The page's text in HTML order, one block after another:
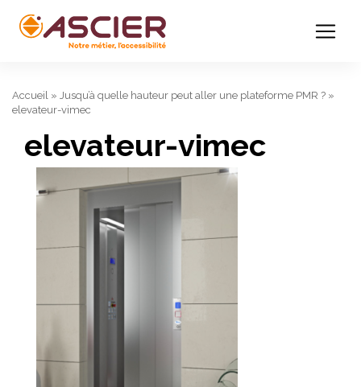
Accueil » Jusqu’à quelle hauteur peut aller une plateforme PMR ? »
elevateur-vimec
elevateur-vimec